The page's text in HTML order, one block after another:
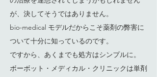
が、決してそうではありません。
bio-medical モデルだからこそ薬剤の弊害に
ついて十分に知っているのです。
ですから、あくまでも処方はシンプルに。
ボーボット・メディカル・クリニックは単剤